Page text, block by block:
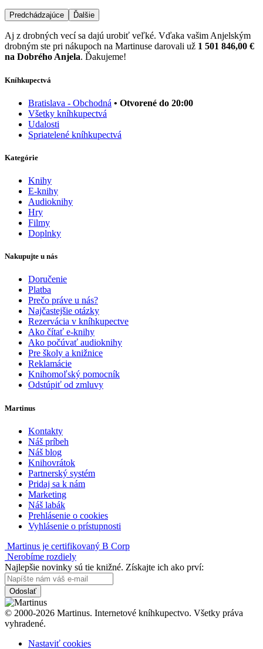
Predchádzajúce Ďalšie
Aj z drobných vecí sa dajú urobiť veľké. Vďaka vašim Anjelským
drobným ste pri nákupoch na Martinuse darovali už 1 501 846,00 €
na Dobrého Anjela. Ďakujeme!
Kníhkupectvá
Bratislava - Obchodná • Otvorené do 20:00
Všetky kníhkupectvá
Udalosti
Spriatelené kníhkupectvá
Kategórie
Knihy
E-knihy
Audioknihy
Hry
Filmy
Doplnky
Nakupujte u nás
Doručenie
Platba
Prečo práve u nás?
Najčastejšie otázky
Rezervácia v kníhkupectve
Ako čítať e-knihy
Ako počúvať audioknihy
Pre školy a knižnice
Reklamácie
Knihomoľský pomocník
Odstúpiť od zmluvy
Martinus
Kontakty
Náš príbeh
Náš blog
Knihovrátok
Partnerský systém
Pridaj sa k nám
Marketing
Náš labák
Prehlásenie o cookies
Vyhlásenie o prístupnosti
Martinus je certifikovaný B Corp
Nerobíme rozdiely
Najlepšie novinky sú tie knižné. Získajte ich ako prví:
Odoslať
© 2000-2026 Martinus. Internetové kníhkupectvo. Všetky práva
vyhradené.
Nastaviť cookies